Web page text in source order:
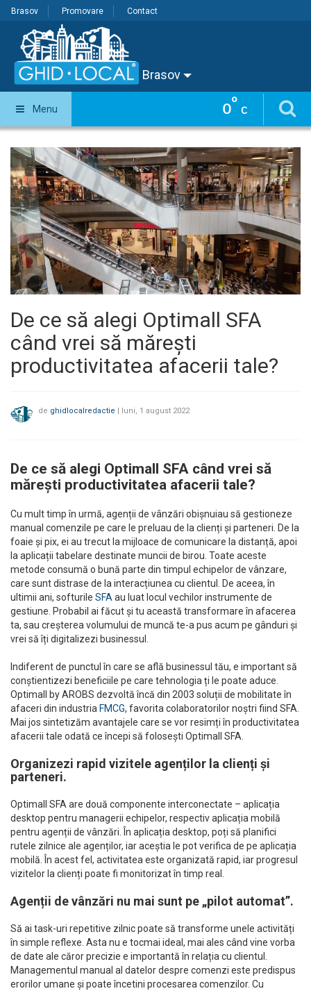
Brasov Promovare Contact
Brasov
0° C
Menu
De ce să alegi Optimall SFA
când vrei să mărești
productivitatea afacerii tale?
de ghidlocalredactie | luni, 1 august 2022
De ce să alegi Optimall SFA când vrei să
mărești productivitatea afacerii tale?
Cu mult timp în urmă, agenții de vânzări obișnuiau să gestioneze
manual comenzile pe care le preluau de la clienți și parteneri. De la
foaie și pix, ei au trecut la mijloace de comunicare la distanță, apoi
la aplicații tabelare destinate muncii de birou. Toate aceste
metode consumă o bună parte din timpul echipelor de vânzare,
care sunt distrase de la interacțiunea cu clientul. De aceea, în
ultimii ani, softurile SFA au luat locul vechilor instrumente de
gestiune. Probabil ai făcut și tu această transformare în afacerea
ta, sau creșterea volumului de muncă te-a pus acum pe gânduri și
vrei să îți digitalizezi businessul.
Indiferent de punctul în care se află businessul tău, e important să
conștientizezi beneficiile pe care tehnologia ți le poate aduce.
Optimall by AROBS dezvoltă încă din 2003 soluții de mobilitate în
afaceri din industria FMCG, favorita colaboratorilor noștri fiind SFA.
Mai jos sintetizăm avantajele care se vor resimți în productivitatea
afacerii tale odată ce începi să folosești Optimall SFA.
Organizezi rapid vizitele agenților la clienți și
parteneri.
Optimall SFA are două componente interconectate – aplicația
desktop pentru managerii echipelor, respectiv aplicația mobilă
pentru agenții de vânzări. În aplicația desktop, poți să planifici
rutele zilnice ale agenților, iar aceștia le pot verifica de pe aplicația
mobilă. În acest fel, activitatea este organizată rapid, iar progresul
vizitelor la clienți poate fi monitorizat în timp real.
Agenții de vânzări nu mai sunt pe „pilot automat”.
Să ai task-uri repetitive zilnic poate să transforme unele activități
în simple reflexe. Asta nu e tocmai ideal, mai ales când vine vorba
de date ale căror precizie e importantă în relația cu clientul.
Managementul manual al datelor despre comenzi este predispus
erorilor umane și poate încetini procesarea comenzilor. Cu